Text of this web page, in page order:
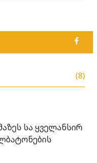
(8)
სა ყველანსირ